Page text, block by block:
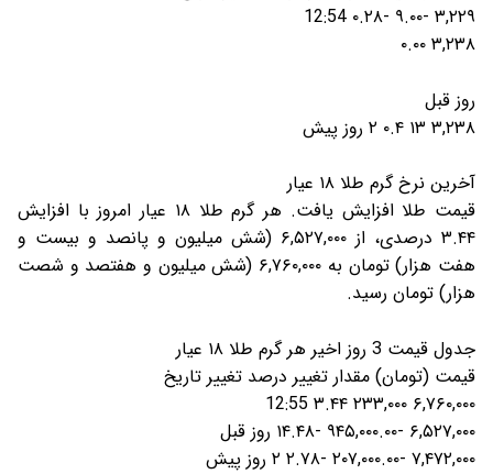
۳,۲۲۹ -۹.۰۰ -۰.۲۸ 12:54
۳,۲۳۸ ۰.۰۰
روز قبل
۳,۲۳۸ ۱۳ ۰.۴ ۲ روز پیش
آخرین نرخ گرم طلا ۱۸ عیار
قیمت طلا افزایش یافت. هر گرم طلا ۱۸ عیار امروز با افزایش
۳.۴۴ درصدی، از ۶,۵۲۷,۰۰۰ (شش میلیون و پانصد و بیست و
هفت هزار) تومان به ۶,۷۶۰,۰۰۰ (شش میلیون و هفتصد و شصت
هزار) تومان رسید.
جدول قیمت 3 روز اخیر هر گرم طلا ۱۸ عیار
قیمت (تومان) مقدار تغییر درصد تغییر تاریخ
۶,۷۶۰,۰۰۰ ۲۳۳,۰۰۰ ۳.۴۴ 12:55
۶,۵۲۷,۰۰۰ -۹۴۵,۰۰۰.۰۰ -۱۴.۴۸ روز قبل
۷,۴۷۲,۰۰۰ -۲۰۷,۰۰۰.۰۰ -۲.۷۸ ۲ روز پیش